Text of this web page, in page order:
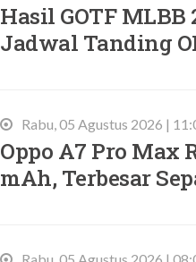
Hasil GOTF MLBB
Jadwal Tanding
Rabu, 05 Agustus 2026 |
Oppo A7 Pro Max
mAh, Terbesar